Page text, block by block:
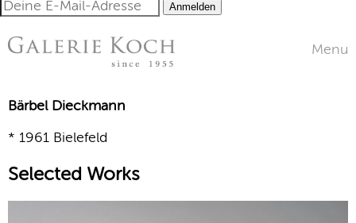
Anmelden
Menu
Bärbel Dieckmann
* 1961 Bielefeld
Selected Works